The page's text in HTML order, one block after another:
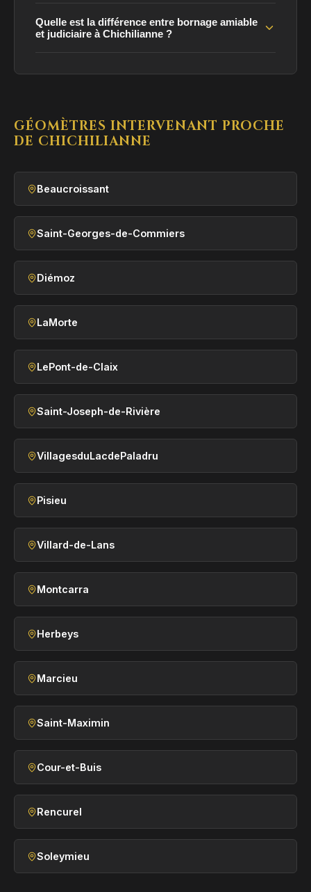
Quelle est la différence entre bornage amiable
et judiciaire à Chichilianne ?
GÉOMÈTRES INTERVENANT PROCHE
DE CHICHILIANNE
Beaucroissant
Saint-Georges-de-Commiers
Diémoz
LaMorte
LePont-de-Claix
Saint-Joseph-de-Rivière
VillagesduLacdePaladru
Pisieu
Villard-de-Lans
Montcarra
Herbeys
Marcieu
Saint-Maximin
Cour-et-Buis
Rencurel
Soleymieu